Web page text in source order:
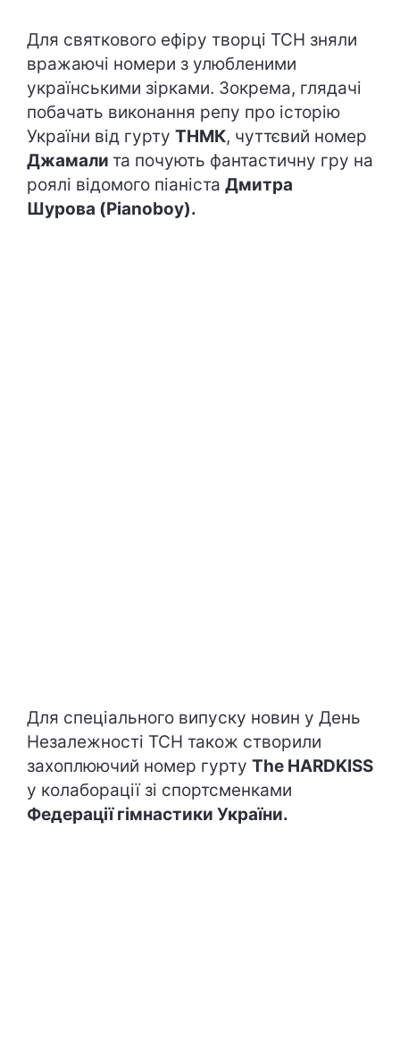
Для святкового ефіру творці ТСН зняли
вражаючі номери з улюбленими
українськими зірками. Зокрема, глядачі
побачать виконання репу про історію
України від гурту ТНМК, чуттєвий номер
Джамали та почують фантастичну гру на
роялі відомого піаніста Дмитра
Шурова (Pianoboy).
Для спеціального випуску новин у День
Незалежності ТСН також створили
захоплюючий номер гурту The HARDKISS
у колаборації зі спортсменками
Федерації гімнастики України.